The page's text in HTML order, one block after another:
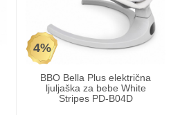
4%
BBO Bella Plus električna
ljuljaška za bebe White
Stripes PD-B04D